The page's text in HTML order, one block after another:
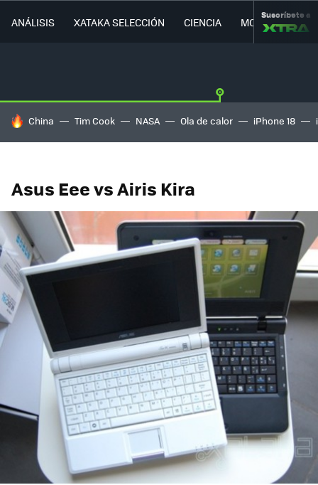
ANÁLISIS XATAKA SELECCIÓN CIENCIA MOVILIDAD
Suscríbete a
HOY SE HABLA DE
China Tim Cook NASA Ola de calor iPhone 18
Asus Eee vs Airis Kira